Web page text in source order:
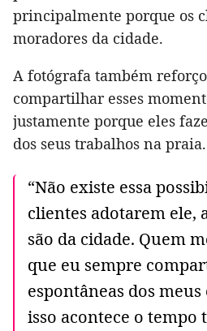
principalmente porque os
moradores da cidade.
A fotógrafa também
compartilhar esses
justamente porque eles
dos seus trabalhos na praia.
“Não existe essa
clientes adotarem ele,
são da cidade. Quem
que eu sempre
espontâneas dos
isso acontece o tempo